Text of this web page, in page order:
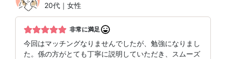
20代｜女性
非常に満足
今回はマッチングなりませんでしたが、勉強になりまし
た。係の方がとても丁寧に説明していただき、スムーズ